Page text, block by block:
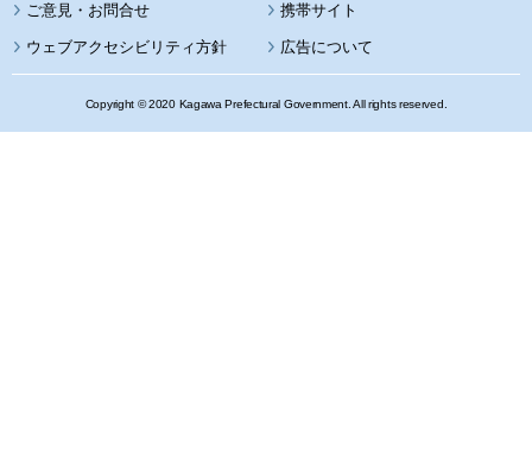
携帯サイト
ウェブアクセシビリティ方針 広告について
Copyright © 2020 Kagawa Prefectural Government. All rights reserved.